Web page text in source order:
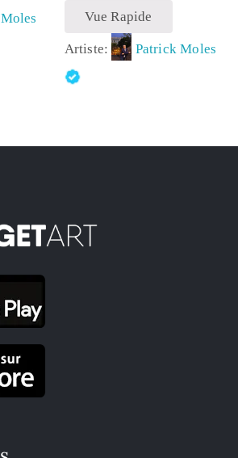
Vue Rapide
Artiste: Patrick Moles